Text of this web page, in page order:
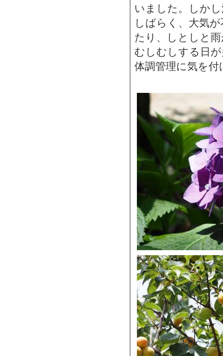
いました。しか
しばらく、大気
たり、しとしと
むしむしする日
体調管理に気を